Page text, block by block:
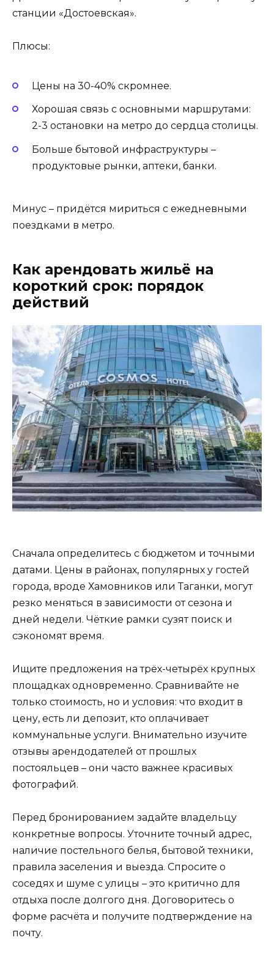
станции «Достоевская».
Плюсы:
Цены на 30-40% скромнее.
Хорошая связь с основными маршрутами:
2-3 остановки на метро до сердца столицы.
Больше бытовой инфраструктуры –
продуктовые рынки, аптеки, банки.
Минус – придётся мириться с ежедневными
поездками в метро.
Как арендовать жильё на
короткий срок: порядок
действий
Сначала определитесь с бюджетом и точными
датами. Цены в районах, популярных у гостей
города, вроде Хамовников или Таганки, могут
резко меняться в зависимости от сезона и
дней недели. Чёткие рамки сузят поиск и
сэкономят время.
Ищите предложения на трёх-четырёх крупных
площадках одновременно. Сравнивайте не
только стоимость, но и условия: что входит в
цену, есть ли депозит, кто оплачивает
коммунальные услуги. Внимательно изучите
отзывы арендодателей от прошлых
постояльцев – они часто важнее красивых
фотографий.
Перед бронированием задайте владельцу
конкретные вопросы. Уточните точный адрес,
наличие постельного белья, бытовой техники,
правила заселения и выезда. Спросите о
соседях и шуме с улицы – это критично для
отдыха после долгого дня. Договоритесь о
форме расчёта и получите подтверждение на
почту.